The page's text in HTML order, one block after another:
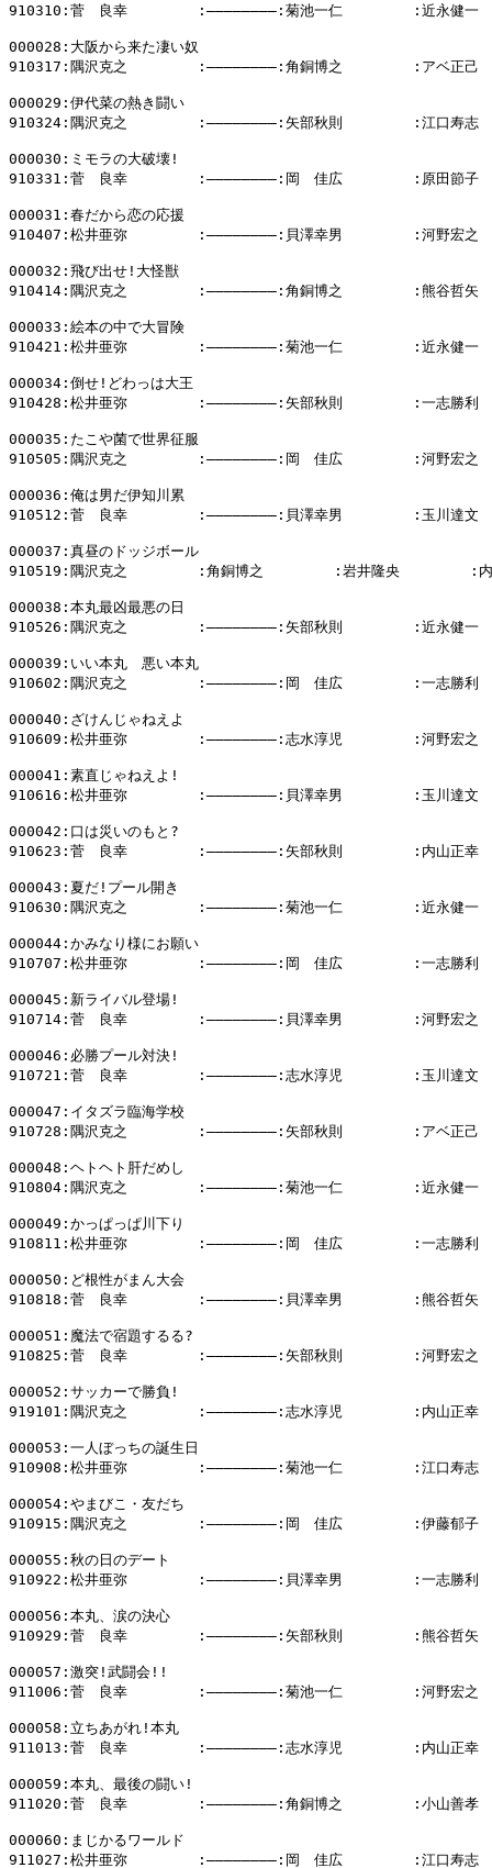
910310:菅　良幸        :――――――――:菊池一仁        :近永健一
000028:大阪から来た凄い奴
910317:隅沢克之        :――――――――:角銅博之        :アベ正己
000029:伊代菜の熱き闘い
910324:隅沢克之        :――――――――:矢部秋則        :江口寿志
000030:ミモラの大破壊!
910331:菅　良幸        :――――――――:岡　佳広        :原田節子
000031:春だから恋の応援
910407:松井亜弥        :――――――――:貝澤幸男        :河野宏之
000032:飛び出せ!大怪獣
910414:隅沢克之        :――――――――:角銅博之        :熊谷哲矢
000033:絵本の中で大冒険
910421:松井亜弥        :――――――――:菊池一仁        :近永健一
000034:倒せ!どわっは大王
910428:松井亜弥        :――――――――:矢部秋則        :一志勝利
000035:たこや菌で世界征服
910505:隅沢克之        :――――――――:岡　佳広        :河野宏之
000036:俺は男だ伊知川累
910512:菅　良幸        :――――――――:貝澤幸男        :玉川達文
000037:真昼のドッジボール
910519:隅沢克之        :角銅博之        :岩井隆央        :内
000038:本丸最凶最悪の日
910526:隅沢克之        :――――――――:矢部秋則        :近永健一
000039:いい本丸　悪い本丸
910602:隅沢克之        :――――――――:岡　佳広        :一志勝利
000040:ざけんじゃねえよ
910609:松井亜弥        :――――――――:志水淳児        :河野宏之
000041:素直じゃねえよ!
910616:松井亜弥        :――――――――:貝澤幸男        :玉川達文
000042:口は災いのもと?
910623:菅　良幸        :――――――――:矢部秋則        :内山正幸
000043:夏だ!プール開き
910630:隅沢克之        :――――――――:菊池一仁        :近永健一
000044:かみなり様にお願い
910707:松井亜弥        :――――――――:岡　佳広        :一志勝利
000045:新ライバル登場!
910714:菅　良幸        :――――――――:貝澤幸男        :河野宏之
000046:必勝プール対決!
910721:菅　良幸        :――――――――:志水淳児        :玉川達文
000047:イタズラ臨海学校
910728:隅沢克之        :――――――――:矢部秋則        :アベ正己
000048:ヘトヘト肝だめし
910804:隅沢克之        :――――――――:菊池一仁        :近永健一
000049:かっぱっぱ川下り
910811:松井亜弥        :――――――――:岡　佳広        :一志勝利
000050:ど根性がまん大会
910818:菅　良幸        :――――――――:貝澤幸男        :熊谷哲矢
000051:魔法で宿題するる?
910825:菅　良幸        :――――――――:矢部秋則        :河野宏之
000052:サッカーで勝負!
919101:隅沢克之        :――――――――:志水淳児        :内山正幸
000053:一人ぼっちの誕生日
910908:松井亜弥        :――――――――:菊池一仁        :江口寿志
000054:やまびこ・友だち
910915:隅沢克之        :――――――――:岡　佳広        :伊藤郁子
000055:秋の日のデート
910922:松井亜弥        :――――――――:貝澤幸男        :一志勝利
000056:本丸、涙の決心
910929:菅　良幸        :――――――――:矢部秋則        :熊谷哲矢
000057:激突!武闘会!!
911006:菅　良幸        :――――――――:菊池一仁        :河野宏之
000058:立ちあがれ!本丸
911013:菅　良幸        :――――――――:志水淳児        :内山正幸
000059:本丸、最後の闘い!
911020:菅　良幸        :――――――――:角銅博之        :小山善孝
000060:まじかるワールド
911027:松井亜弥        :――――――――:岡　佳広        :江口寿志